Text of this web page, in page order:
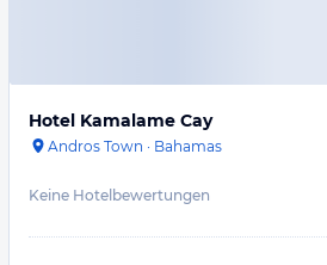
Hotel Kamalame Cay
Andros Town · Bahamas
Keine Hotelbewertungen